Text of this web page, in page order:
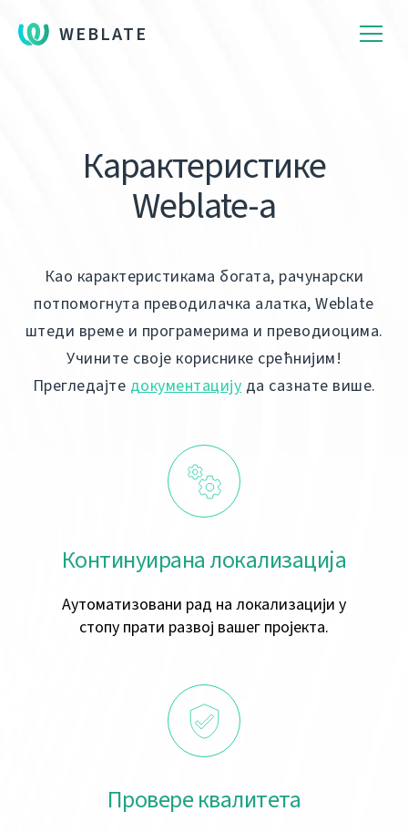
WEBLATE
Карактеристике
Weblate-a
Као карактеристикама богата, рачунарски
потпомогнута преводилачка алатка, Weblate
штеди време и програмерима и преводиоцима.
Учините своје кориснике срећнијим!
Прегледајте документацију да сазнате више.
Континуирана локализација
Аутоматизовани рад на локализацији у
стопу прати развој вашег пројекта.
Провере квалитета